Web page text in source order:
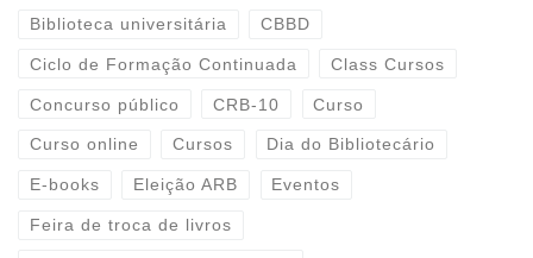
Biblioteca universitária CBBD
Ciclo de Formação Continuada Class Cursos
Concurso público CRB-10 Curso
Curso online Cursos Dia do Bibliotecário
E-books Eleição ARB Eventos
Feira de troca de livros